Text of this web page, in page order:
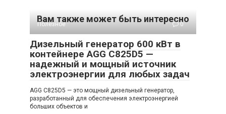
Вам также может быть интересно
Полезное 0
Дизельный генератор 600 кВт в
контейнере AGG C825D5 —
надежный и мощный источник
электроэнергии для любых задач
AGG C825D5 — это мощный дизельный генератор,
разработанный для обеспечения электроэнергией
больших объектов и